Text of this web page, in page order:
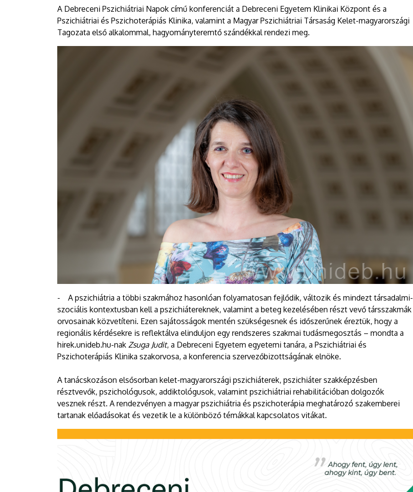
EGYETEMA Debreceni Pszichiátriai Napok című konferenciát a Debreceni Egyetem Klinikai Központ és a
Pszichiátriai és Pszichoterápiás Klinika, valamint a Magyar Pszichiátriai Társaság Kelet-magyarországi
Tagozata első alkalommal, hagyományteremtő szándékkal rendezi meg.
- A pszichiátria a többi szakmához hasonlóan folyamatosan fejlődik, változik és mindezt társadalmi-
szociális kontextusban kell a pszichiátereknek, valamint a beteg kezelésében részt vevő társszakmák
orvosainak közvetíteni. Ezen sajátosságok mentén szükségesnek és időszerűnek éreztük, hogy a
regionális kérdésekre is reflektálva elinduljon egy rendszeres szakmai tudásmegosztás – mondta a
hirek.unideb.hu-nak Zsuga Judit, a Debreceni Egyetem egyetemi tanára, a Pszichiátriai és
Pszichoterápiás Klinika szakorvosa, a konferencia szervezőbizottságának elnöke.
A tanácskozáson elsősorban kelet-magyarországi pszichiáterek, pszichiáter szakképzésben
résztvevők, pszichológusok, addiktológusok, valamint pszichiátriai rehabilitációban dolgozók
vesznek részt. A rendezvényen a magyar pszichiátria és pszichoterápia meghatározó szakemberei
tartanak előadásokat és vezetik le a különböző témákkal kapcsolatos vitákat.